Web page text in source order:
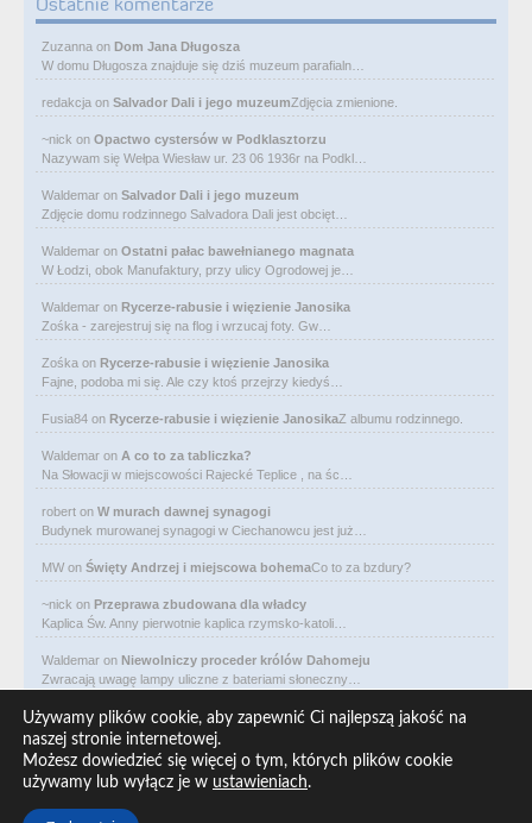
Zuzanna on Dom Jana Długosza
W domu Długosza znajduje się dziś muzeum parafialn…
redakcja on Salvador Dali i jego muzeumZdjęcia zmienione.
~nick on Opactwo cystersów w Podklasztorzu
Nazywam się Wełpa Wiesław ur. 23 06 1936r na Podkl…
Waldemar on Salvador Dali i jego muzeum
Zdjęcie domu rodzinnego Salvadora Dali jest obcięt…
Waldemar on Ostatni pałac bawełnianego magnata
W Łodzi, obok Manufaktury, przy ulicy Ogrodowej je…
Waldemar on Rycerze-rabusie i więzienie Janosika
Zośka - zarejestruj się na flog i wrzucaj foty. Gw…
Zośka on Rycerze-rabusie i więzienie Janosika
Fajne, podoba mi się. Ale czy ktoś przejrzy kiedyś…
Fusia84 on Rycerze-rabusie i więzienie JanosikaZ albumu rodzinnego.
Waldemar on A co to za tabliczka?
Na Słowacji w miejscowości Rajecké Teplice , na śc…
robert on W murach dawnej synagogi
Budynek murowanej synagogi w Ciechanowcu jest już…
MW on Święty Andrzej i miejscowa bohemaCo to za bzdury?
~nick on Przeprawa zbudowana dla władcy
Kaplica Św. Anny pierwotnie kaplica rzymsko-katoli…
Waldemar on Niewolniczy proceder królów Dahomeju
Zwracają uwagę lampy uliczne z bateriami słoneczny…
Waldemar on Adam Asnyk. Poeta z mojego miasta
CIEKAWOSTKA że pod banderą Malty pływa statek m/v…
Waldemar on
Historia na Wawelskim Wzgórzu
Michał Bogoria Skotnicki (1775–1808). Portret Mich…
Używamy plików cookie, aby zapewnić Ci najlepszą jakość na
naszej stronie internetowej.
Możesz dowiedzieć się więcej o tym, których plików cookie
używamy lub wyłącz je w ustawieniach.